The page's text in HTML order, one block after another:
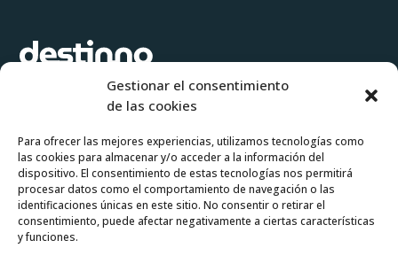
Gestionar el consentimiento
de las cookies
Para ofrecer las mejores experiencias, utilizamos tecnologías como
las cookies para almacenar y/o acceder a la información del
dispositivo. El consentimiento de estas tecnologías nos permitirá
procesar datos como el comportamiento de navegación o las
identificaciones únicas en este sitio. No consentir o retirar el
consentimiento, puede afectar negativamente a ciertas características
y funciones.
Software para crear propuestas de viaje e itinerarios a medida de
forma ágil y flexible.
Pruébalo gratis Pide tu demo
Login operadores